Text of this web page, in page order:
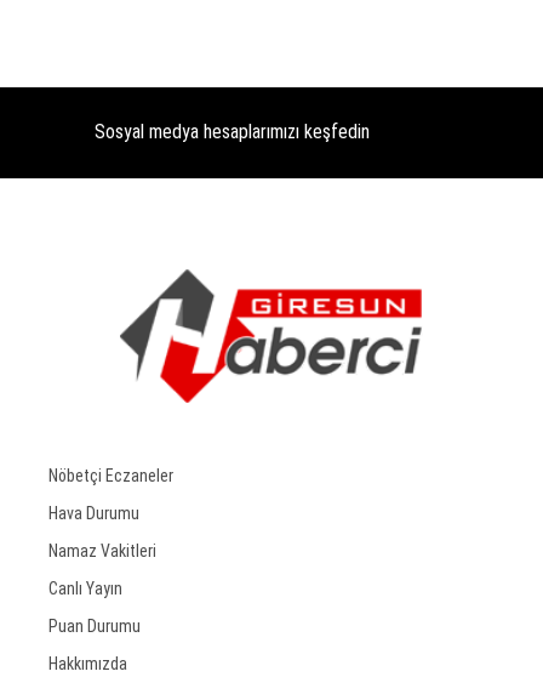
Sosyal medya hesaplarımızı keşfedin
Nöbetçi Eczaneler
Hava Durumu
Namaz Vakitleri
Canlı Yayın
Puan Durumu
Hakkımızda